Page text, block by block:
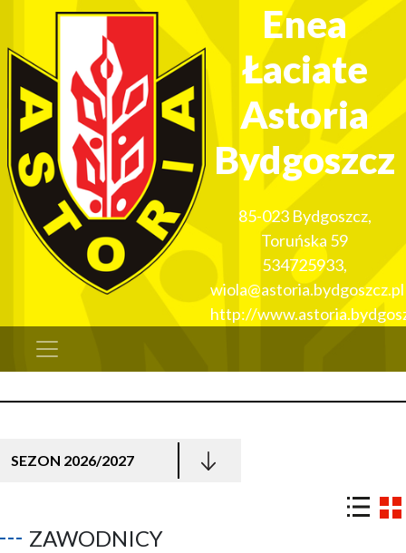
Enea
Łaciate
Astoria
Bydgoszcz
85-023 Bydgoszcz,
Toruńska 59
534725933,
wiola@astoria.bydgoszcz.pl
http://
SEZON 2026/2027
ZAWODNICY